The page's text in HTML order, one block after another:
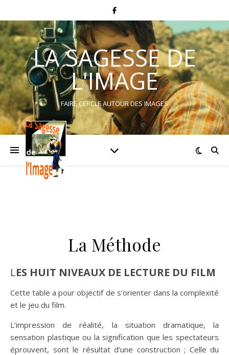
LA SAGESSE DE
L'IMAGE
FAIRE CERCLE AUTOUR DES IMAGES
La Méthode
LES HUIT NIVEAUX DE LECTURE DU FILM
Cette table a pour objectif de s’orienter dans la complexité
et le jeu du film.
L’impression de réalité, la situation dramatique, la
sensation plastique ou la signification que les spectateurs
éprouvent, sont le résultat d’une construction ; Celle du